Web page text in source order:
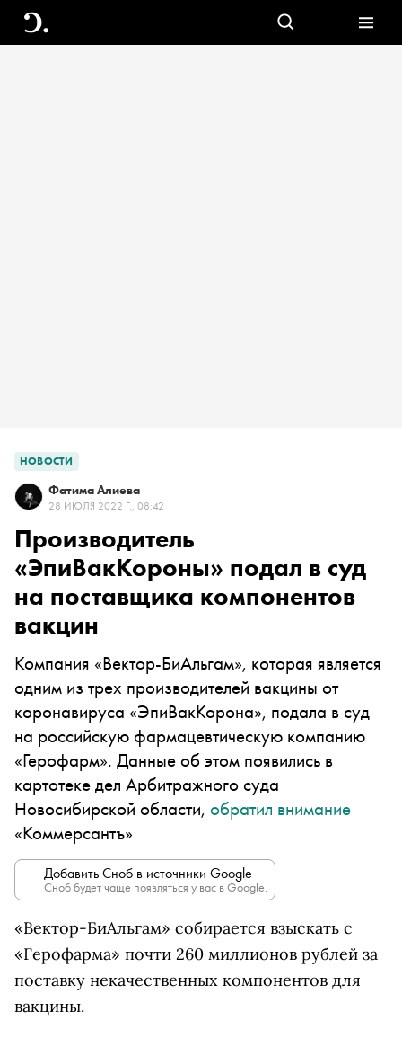
НОВОСТИ
Фатима Алиева
28 ИЮЛЯ 2022 Г., 08:42
Производитель
«ЭпиВакКороны» подал в суд
на поставщика компонентов
вакцин
Компания «Вектор-БиАльгам», которая является
одним из трех производителей вакцины от
коронавируса «ЭпиВакКорона», подала в суд
на российскую фармацевтическую компанию
«Герофарм». Данные об этом появились в
картотеке дел Арбитражного суда
Новосибирской области, обратил внимание
«Коммерсантъ»
Добавить Сноб в источники Google
Сноб будет чаще появляться у вас в Google.
«Вектор-БиАльгам» собирается взыскать с
«Герофарма» почти 260 миллионов рублей за
поставку некачественных компонентов для
вакцины.